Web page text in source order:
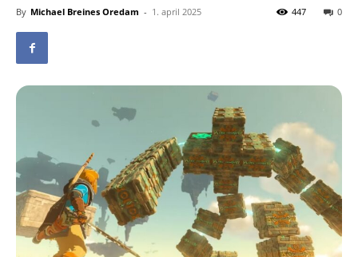
By Michael Breines Oredam - 1. april 2025 0
447